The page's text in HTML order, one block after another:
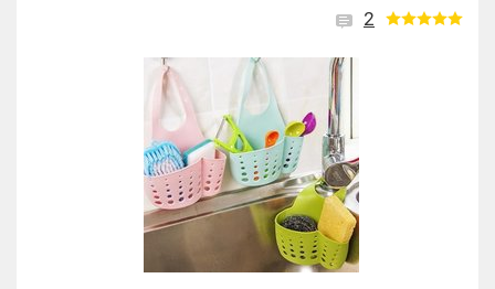
2